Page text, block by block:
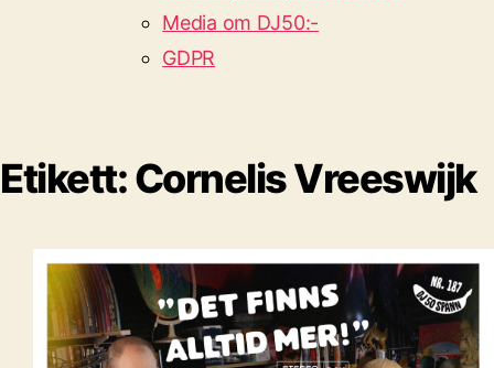
Media om DJ50:-
GDPR
Etikett:Cornelis Vreeswijk